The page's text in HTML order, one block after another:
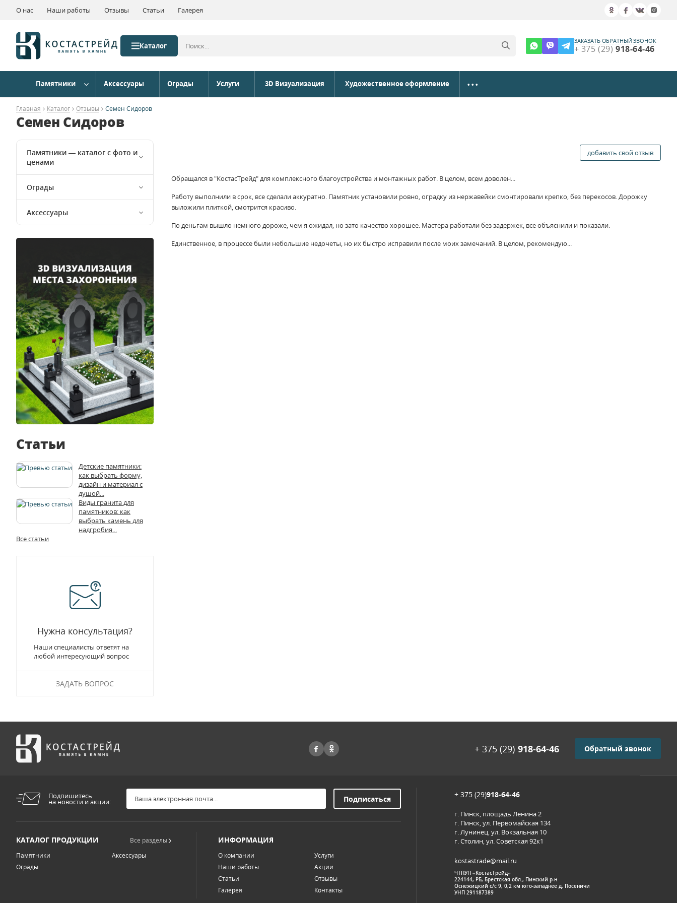
О нас Наши работы Отзывы Статьи Галерея
Каталог
ЗАКАЗАТЬ ОБРАТНЫЙ ЗВОНОК
+ 375 (29) 918-64-46
Памятники Аксессуары Ограды Услуги 3D Визуализация Художественное оформление • • •
Главная Каталог Отзывы Семен Сидоров
Семен Сидоров
Памятники — каталог с фото и
ценами
Ограды
Аксессуары
Статьи
Детские памятники:
как выбрать форму,
дизайн и материал с
душой...
Виды гранита для
памятников: как
выбрать камень для
надгробия...
Все статьи
Нужна консультация?
Наши специалисты ответят на
любой интересующий вопрос
ЗАДАТЬ ВОПРОС
добавить свой отзыв
Обращался в "КостасТрейд" для комплексного благоустройства и монтажных работ. В целом, всем доволен...
Работу выполнили в срок, все сделали аккуратно. Памятник установили ровно, оградку из нержавейки смонтировали крепко, без перекосов. Дорожку
выложили плиткой, смотрится красиво.
По деньгам вышло немного дороже, чем я ожидал, но зато качество хорошее. Мастера работали без задержек, все объяснили и показали.
Единственное, в процессе были небольшие недочеты, но их быстро исправили после моих замечаний. В целом, рекомендую...
+ 375 (29) 918-64-46 Обратный звонок
Подпишитесь
на новости и акции:
КАТАЛОГ ПРОДУКЦИИ
Все разделы
Памятники
Аксессуары
Ограды
ИНФОРМАЦИЯ
О компании
Услуги
Наши работы
Акции
Статьи
Отзывы
Галерея
Контакты
+ 375 (29)918-64-46
г. Пинск, площадь Ленина 2
г. Пинск, ул. Первомайская 134
г. Лунинец, ул. Вокзальная 10
г. Столин, ул. Советская 92к1
kostastrade@mail.ru
ЧТПУП «КостасТрейд»
224144, РБ, Брестская обл., Пинский р-н
Оснежицкий с/с 9, 0,2 км юго-западнее д. Посеничи
УНП 291187389